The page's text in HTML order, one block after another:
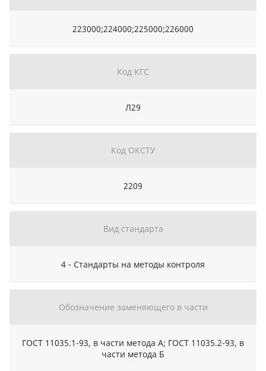
223000;224000;225000;226000
Код КГС
Л29
Код ОКСТУ
2209
Вид стандарта
4 - Стандарты на методы контроля
Обозначение заменяющего в части
ГОСТ 11035.1-93, в части метода А; ГОСТ 11035.2-93, в
части метода Б